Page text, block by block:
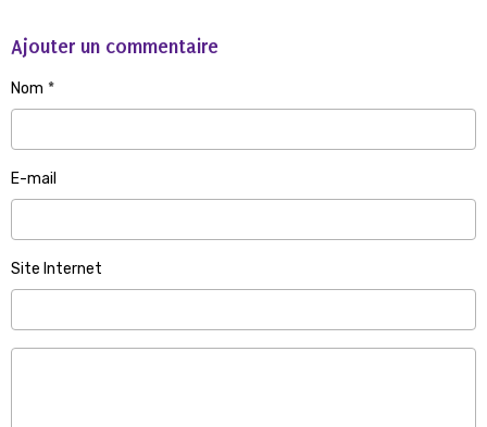
Ajouter un commentaire
Nom
E-mail
Site Internet